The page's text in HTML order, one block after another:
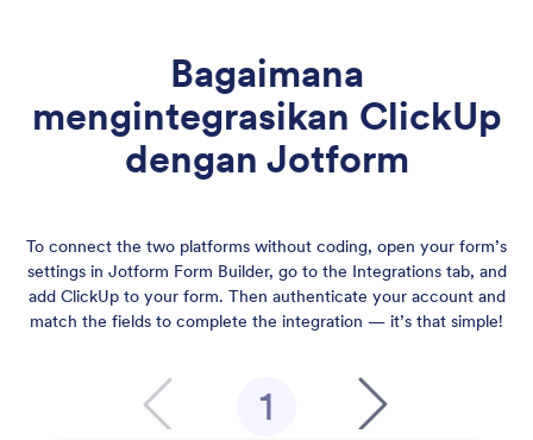
Bagaimana
mengintegrasikan ClickUp
dengan Jotform
To connect the two platforms without coding, open your form’s
settings in Jotform Form Builder, go to the Integrations tab, and
add ClickUp to your form. Then authenticate your account and
match the fields to complete the integration — it’s that simple!
1